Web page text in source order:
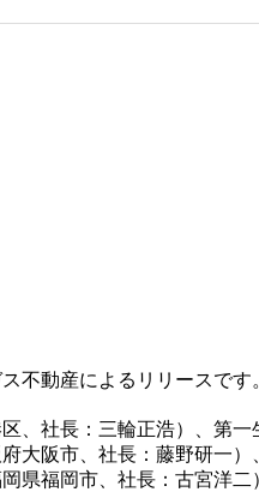
不動産によるリリースです
、社長：三輪正浩）、第
大阪市、社長：藤野研一
県福岡市、社長：古宮洋